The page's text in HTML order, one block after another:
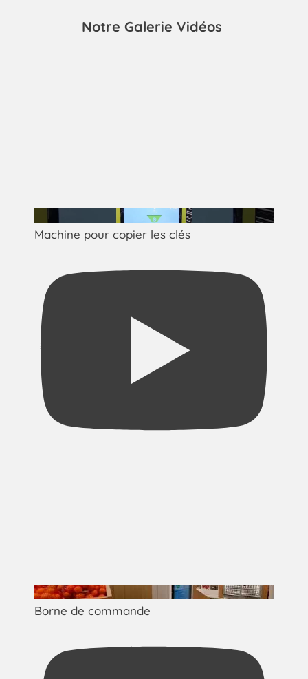
Notre Galerie Vidéos
Machine pour copier les clés
Borne de commande